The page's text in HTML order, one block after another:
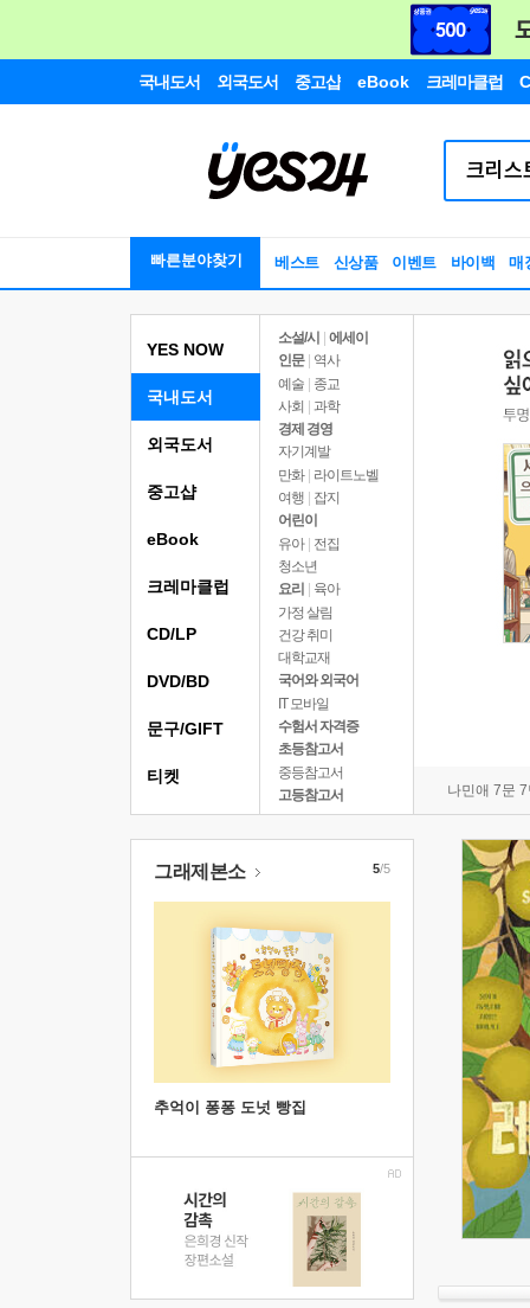
국내도서 외국도서 중고샵 eBook 크레마클럽
빠른분야찾기 베스트 신상품 이벤트 바이백 매
YES NOW
국내도서
소설/시
에세이
인문
역사
예술 | 종교
사회 | 과학
경제 경영
자기계발
만화 | 라이트노벨
여행
잡지
어린이
유아 | 전집
청소년
요리
육아
가정 살림
건강 취미
대학교재
국어와 외국어
IT 모바일
수험서 자격증
초등참고서
중등참고서
고등참고서
나민애 7문
외국도서
중고샵
eBook
크레마클럽
CD/LP
DVD/BD
문구/GIFT
티켓
그래제본소
추억이 퐁퐁 도넛 빵집
5/5